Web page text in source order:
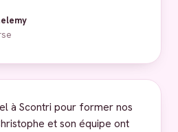
à Scontri pour former nos
et son équipe ont